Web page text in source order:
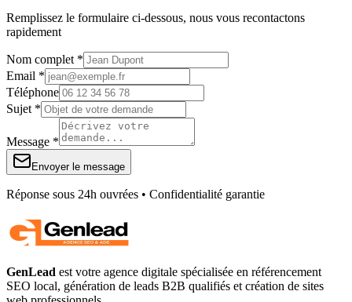
Remplissez le formulaire ci-dessous, nous vous recontactons
rapidement
Nom complet *
Email *
Téléphone
Sujet *
Message *
Envoyer le message
Réponse sous 24h ouvrées • Confidentialité garantie
GenLead est votre agence digitale spécialisée en référencement
SEO local, génération de leads B2B qualifiés et création de sites